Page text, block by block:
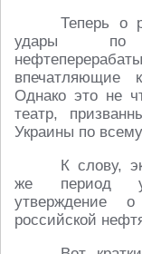
Теперь о
удары по
впечатляющие
Однако это не
театр,
Украины по
К слову,
же период
утверждение
российской